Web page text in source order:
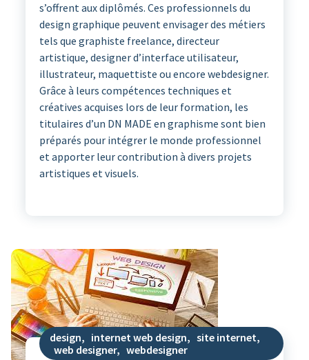
s’offrent aux diplômés. Ces professionnels du
design graphique peuvent envisager des métiers
tels que graphiste freelance, directeur
artistique, designer d’interface utilisateur,
illustrateur, maquettiste ou encore webdesigner.
Grâce à leurs compétences techniques et
créatives acquises lors de leur formation, les
titulaires d’un DN MADE en graphisme sont bien
préparés pour intégrer le monde professionnel
et apporter leur contribution à divers projets
artistiques et visuels.
design, internet web design, site internet,
web designer, webdesigner